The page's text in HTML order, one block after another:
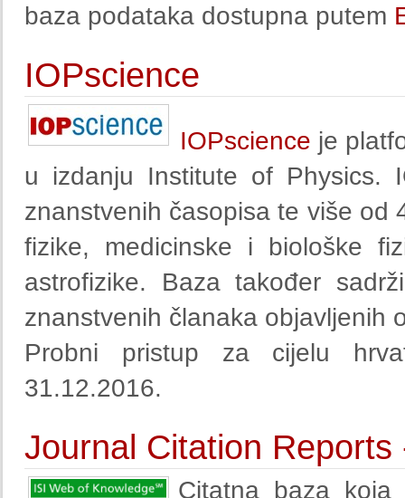
baza podataka dostupna putem
IOPscience
IOPscience je
u izdanju Institute of Physics.
znanstvenih časopisa te više od
fizike, medicinske i biološke
astrofizike. Baza također
znanstvenih članaka objavljenih
Probni pristup za cijelu
31.12.2016.
Journal Citation Reports
Citatna baza